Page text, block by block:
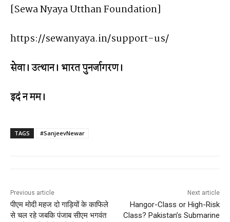
[Sewa Nyaya Utthan Foundation]
https://sewanyaya.in/support-us/
सेवा। उत्थान। भारत पुनर्जागरण।
इदं न मम।
TAGS #SanjeevNewar
Previous article
पीएम मोदी महज दो गाड़ियों के काफिले
से चल रहे जबकि पंजाब सीएम भगवंत
Next article
Hangor-Class or High-Risk
Class? Pakistan’s Submarine